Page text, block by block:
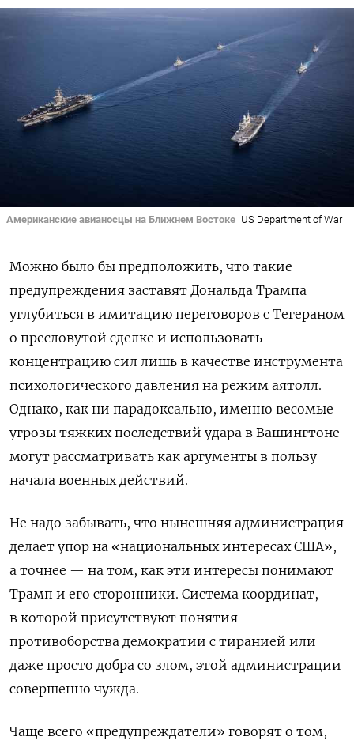
Американские авианосцы на Ближнем Востоке US Department of War
Можно было бы предположить, что такие
предупреждения заставят Дональда Трампа
углубиться в имитацию переговоров с Тегераном
о пресловутой сделке и использовать
концентрацию сил лишь в качестве инструмента
психологического давления на режим аятолл.
Однако, как ни парадоксально, именно весомые
угрозы тяжких последствий удара в Вашингтоне
могут рассматривать как аргументы в пользу
начала военных действий.
Не надо забывать, что нынешняя администрация
делает упор на «национальных интересах США»,
а точнее — на том, как эти интересы понимают
Трамп и его сторонники. Система координат,
в которой присутствуют понятия
противоборства демократии с тиранией или
даже просто добра со злом, этой администрации
совершенно чужда.
Чаще всего «предупреждатели» говорят о том,